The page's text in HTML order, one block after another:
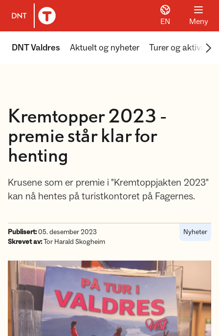
Til DNT.no forside
EN Meny
DNT Valdres Aktuelt og nyheter Turer og
Kremtopper 2023 -
premie står klar for
henting
Krusene som er premie i "Kremtoppjakten 2023"
kan nå hentes på turistkontoret på Fagernes.
Publisert:05. desember 2023
Skrevet av:Tor Harald Skogheim
Nyheter